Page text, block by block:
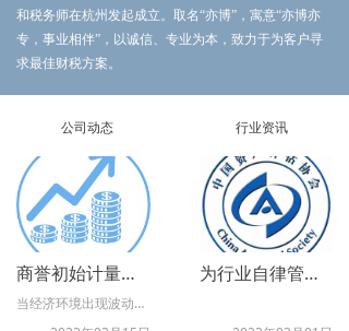
加入我们
和税务师在杭州发起成立。取名“亦博”，寓意“亦博亦
专，事业相伴”，以诚信、专业为本，致力于为客户寻
求最佳财税方案。
商誉初始计量的基础 – 合并对价分摊估值
当经济环境出现波动时，商誉减值会给上市公司的业绩带来较大的压力，尤其是在股市下行风险凸显的情况下，如何化解商誉带来的风险成为了监管机构关注的重点，也给企业带来了重大的挑战。目前，我们的人员协助越来越多的企业在投前对并购中产生的商誉提前进行模拟，并将投后的商誉形成与减值测试提前进行规划。
为行业自律管理提供有效抓手——《中国资产评估协会资产评估业务报备管理办法》系列解读（二）
公司动态 行业资讯